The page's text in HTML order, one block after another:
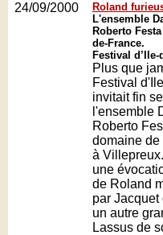
24/09/2000
Roland
L'ensemble
Roberto
de-France.
Festival d’Ile-
Plus que
Festival
invitait fin
l'ensemble
Roberto
domaine
à
une
de Roland
par Jacquet
un autre
Lassus de